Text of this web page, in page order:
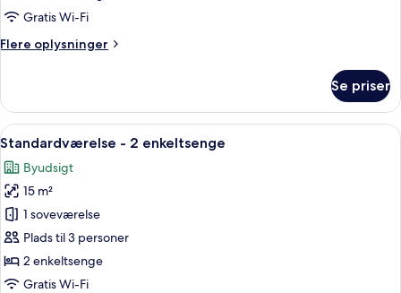
1
Gratis Wi-Fi
Flere oplysninger
Flere
dobbeltværelse
1
Se priser
Indlæs
alle
billeder
af
Standardværelse
-
2
enkeltsenge
Et hotelværelse med to senge, et
10
Standardværelse - 2 enkeltsenge
Byudsigt
15 m²
1 soveværelse
Plads til 3 personer
2 enkeltsenge
Gratis Wi-Fi